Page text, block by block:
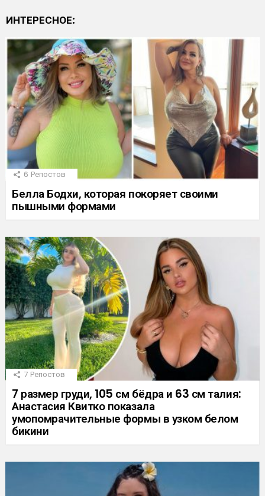
ИНТЕРЕСНОЕ:
6 Репостов
Белла Бодхи, которая покоряет своими
пышными формами
7 Репостов
7 размер груди, 105 см бёдра и 63 см талия:
Анастасия Квитко показала
умопомрачительные формы в узком белом
бикини